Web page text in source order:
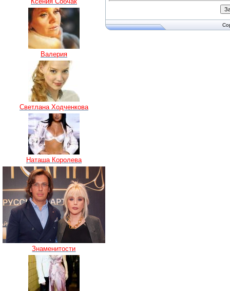
Валерия
Светлана Ходченкова
Наташа Королева
Знаменитости